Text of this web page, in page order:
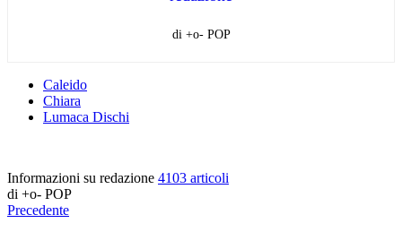
di +o- POP
Caleido
Chiara
Lumaca Dischi
Informazioni su redazione 4103 articoli
di +o- POP
Precedente